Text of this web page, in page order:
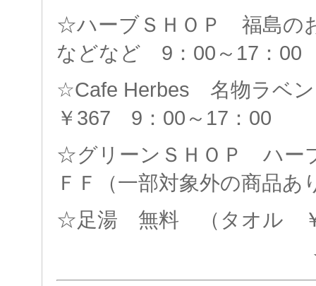
☆ハーブＳＨＯＰ 福島の
などなど 9：00～17：00
☆Cafe Herbes 名物ラベ
￥367 9：00～17：00
☆グリーンＳＨＯＰ ハー
ＦＦ（一部対象外の商品あ
☆足湯 無料 （タオル